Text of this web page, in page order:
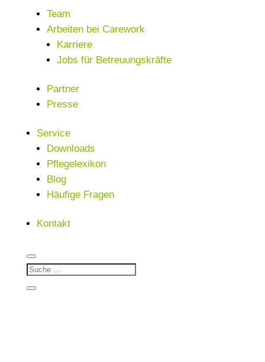
Team
Arbeiten bei Carework
Karriere
Jobs für Betreuungskräfte
Partner
Presse
Service
Downloads
Pflegelexikon
Blog
Häufige Fragen
Kontakt